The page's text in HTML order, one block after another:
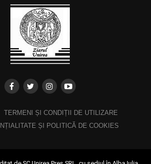
TERMENI ȘI CONDIȚII DE UTILIZARE
ȘI POLITICĂ DE COOKIES